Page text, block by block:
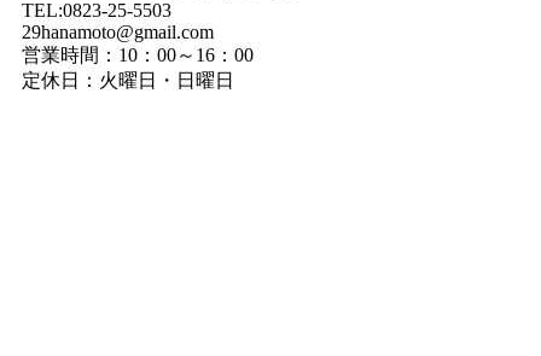
TEL:0823-25-5503
29hanamoto@gmail.com
営業時間：10：00～16：00
定休日：火曜日・日曜日